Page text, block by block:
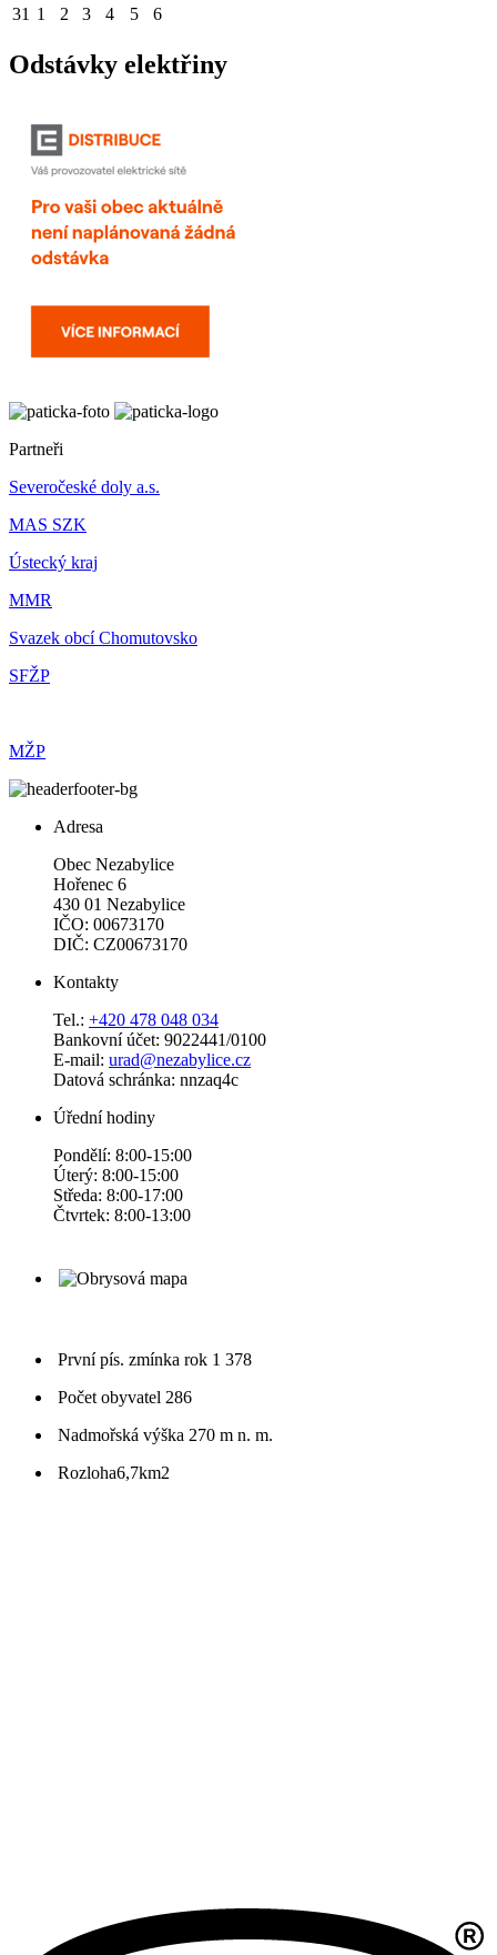
31 1 2 3 4 5 6
Odstávky elektřiny
Partneři
Severočeské doly a.s.
MAS SZK
Ústecký kraj
MMR
Svazek obcí Chomutovsko
SFŽP
MŽP
Adresa
Obec Nezabylice
Hořenec 6
430 01 Nezabylice
IČO: 00673170
DIČ: CZ00673170
Kontakty
Tel.: +420 478 048 034
Bankovní účet: 9022441/0100
E-mail: urad@nezabylice.cz
Datová schránka: nnzaq4c
Úřední hodiny
Pondělí: 8:00-15:00
Úterý: 8:00-15:00
Středa: 8:00-17:00
Čtvrtek: 8:00-13:00
První pís. zmínka rok 1 378
Počet obyvatel 286
Nadmořská výška 270 m n. m.
Rozloha6,7km2